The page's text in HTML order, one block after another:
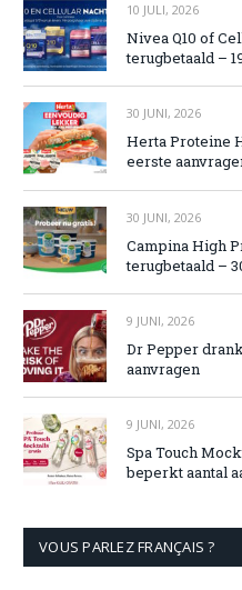
10 JULI, 2026
Nivea Q10 of
terugbetaald –
30 JUNI, 2026
Herta Proteine
eerste
30 JUNI, 2026
Campina High
terugbetaald –
9 JUNI, 2026
Dr Pepper
aanvragen
9 JUNI, 2026
Spa Touch
beperkt aantal
VOUS PARLEZ FRANÇAIS ?